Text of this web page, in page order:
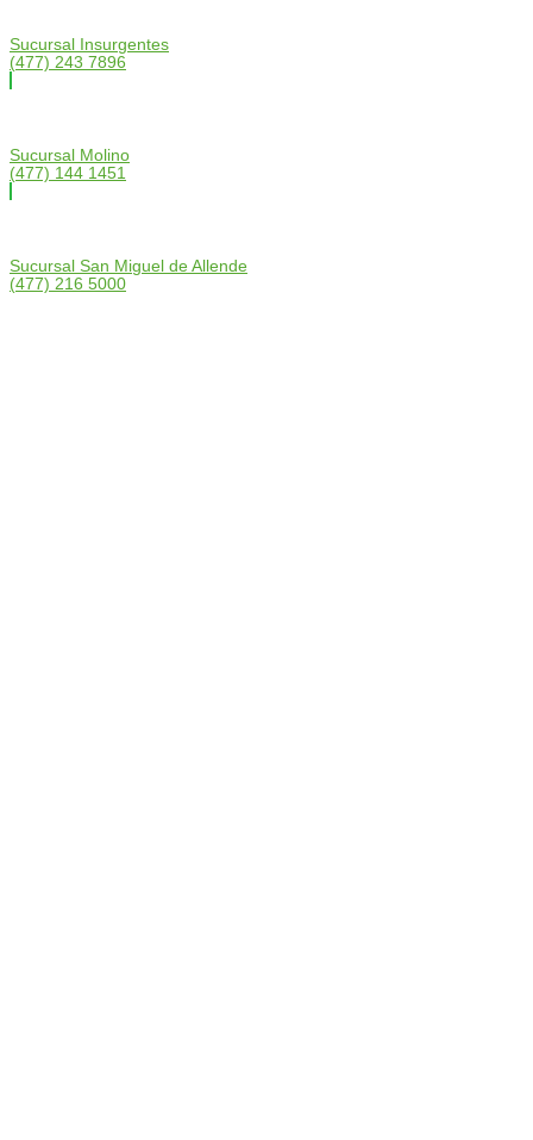
Sucursal Insurgentes
(477) 243 7896
Sucursal Molino
(477) 144 1451
Sucursal San Miguel de Allende
(477) 216 5000